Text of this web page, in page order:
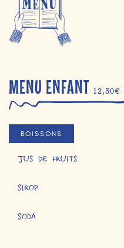
MENU ENFANT 12,50€
BOISSONS
JUS DE FRUITS
SIROP
SODA